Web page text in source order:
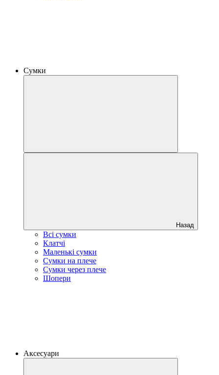
Сумки
Назад
Всі сумки
Клатчі
Маленькі сумки
Сумки на плече
Сумки через плече
Шопери
Аксесуари